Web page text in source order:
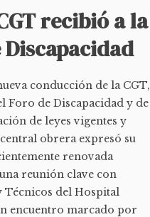
recibió a la
conducción de la CGT,
Foro de Discapacidad y de
de leyes vigentes y
obrera expresó su
renovada
reunión clave con
Técnicos del Hospital
encuentro marcado por